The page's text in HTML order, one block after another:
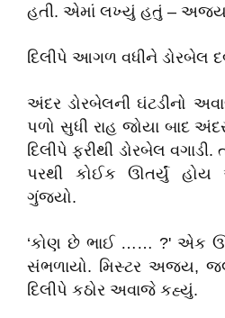
હતી. એમાં લખ્યું હતું –
દિલીપે આગળ વધીને ડોરબેલ
અંદર ડોરબેલની ઘંટડીનો
પળો સુધી રાહ જોયા બાદ
દિલીપે ફરીથી ડોરબેલ
પરથી કોઈક ઊતર્યું
ગુંજ્યો.
‘કોણ છે ભાઈ …… ?' એક
સંભળાયો. મિસ્ટર અજય,
દિલીપે કઠોર અવાજે કહ્યું.